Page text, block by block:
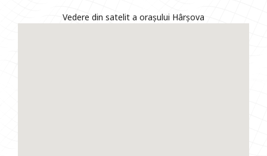
Vedere din satelit a orașului Hârșova